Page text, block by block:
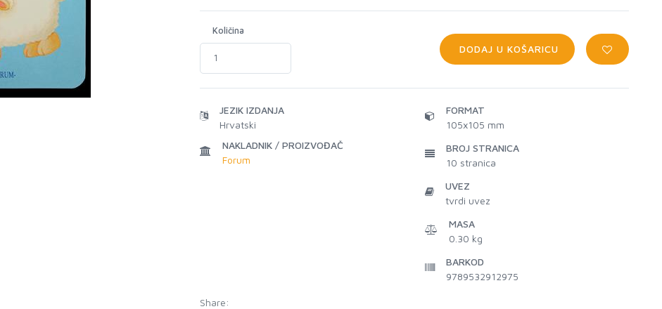
Količina
DODAJ U KOŠARICU
JEZIK IZDANJA
Hrvatski
NAKLADNIK / PROIZVOĐAČ
Forum
FORMAT
105x105 mm
BROJ STRANICA
10 stranica
UVEZ
tvrdi uvez
MASA
0.30 kg
BARKOD
9789532912975
Share: